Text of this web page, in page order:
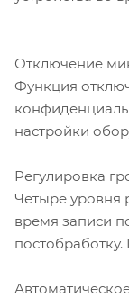
Отключение
Функция
настройки
Регулировка
Четыре уровня
время записи